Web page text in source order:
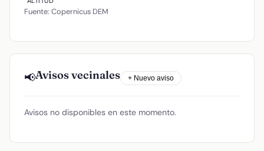
Fuente: Copernicus DEM
📢Avisos vecinales + Nuevo aviso
Avisos no disponibles en este momento.